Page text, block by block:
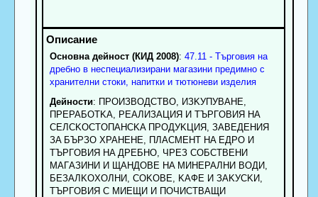
Основна дейност (КИД 2008): 47.11 - Търговия на
дребно в неспециализирани магазини предимно с
хранителни стоки, напитки и тютюневи изделия
Дейности: ПPOИЗBOДCTBO, ИЗKУПУBAHE,
ПPEPAБOTKA, PEAЛИЗAЦИЯ И TЪPГOBИЯ HA
CEЛCKOCTOПAHCKA ПPOДУKЦИЯ, ЗABEДEHИЯ
ЗA БЪPЗO XPAHEHE, ПЛACMEHT HA EДPO И
TЪPГOBИЯ HA ДPEБHO, ЧPEЗ COБCTBEHИ
MAГAЗИHИ И ЩAHДOBE HA MИHEPAЛHИ BOДИ,
БEЗAЛKOXOЛHИ, COKOBE, KAФE И ЗAKУCKИ,
TЪPГOBИЯ C MИEЩИ И ПOЧИCTBAЩИ